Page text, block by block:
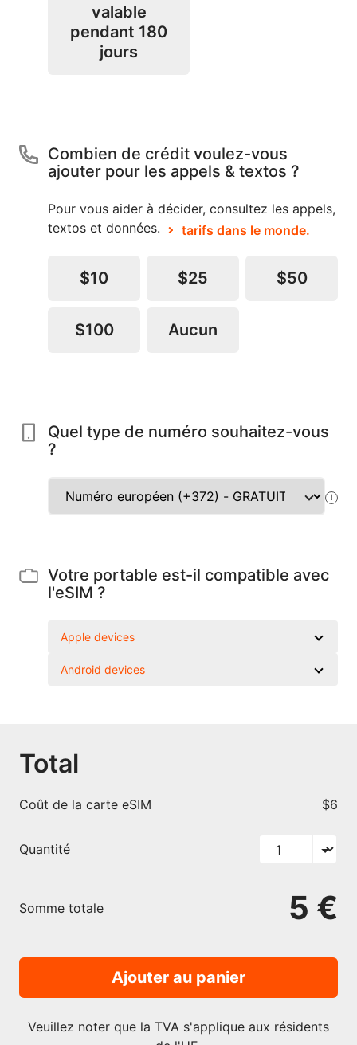
valable
pendant 180
jours
Combien de crédit voulez-vous
ajouter pour les appels & textos ?
Pour vous aider à décider, consultez les appels,
textos et données.
tarifs dans le monde.
$10 $25 $50
$100 Aucun
Quel type de numéro souhaitez-vous
?
!
Votre portable est-il compatible avec
l'eSIM ?
Apple devices
Android devices
Total
Coût de la carte eSIM $6
Quantité
Somme totale 5 €
Ajouter au panier
Veuillez noter que la TVA s'applique aux résidents